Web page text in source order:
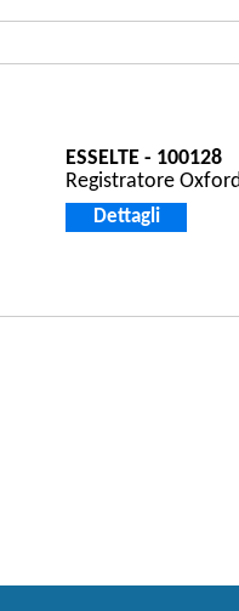
ESSELTE - 100128
Registratore
Dettagli